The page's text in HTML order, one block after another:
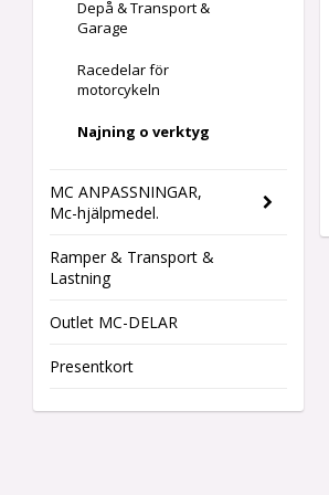
Depå & Transport &
Garage
Racedelar för
motorcykeln
Najning o verktyg
MC ANPASSNINGAR,
Mc-hjälpmedel.
Ramper & Transport &
Lastning
Outlet MC-DELAR
Presentkort